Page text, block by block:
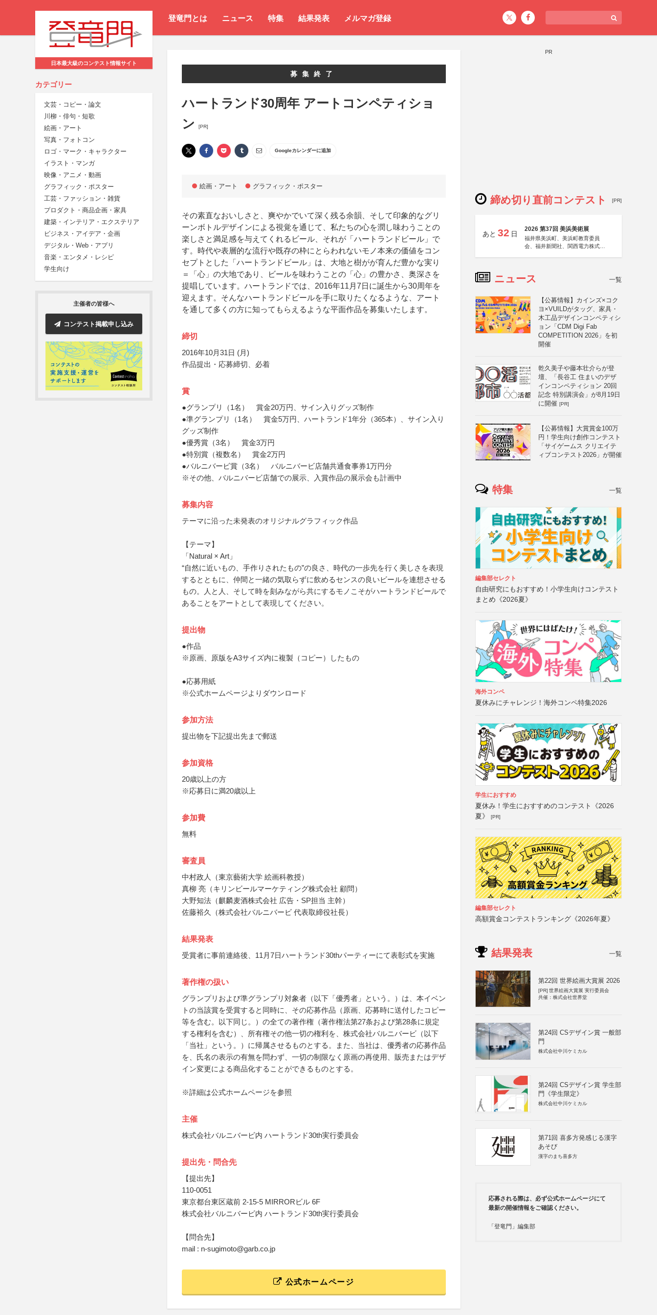
登竜門とは ニュース 特集 結果発表 メルマガ登録
日本最大級のコンテスト情報サイト
カテゴリー
文芸・コピー・論文
川柳・俳句・短歌
絵画・アート
写真・フォトコン
ロゴ・マーク・キャラクター
イラスト・マンガ
映像・アニメ・動画
グラフィック・ポスター
工芸・ファッション・雑貨
プロダクト・商品企画・家具
建築・インテリア・エクステリア
ビジネス・アイデア・企画
デジタル・Web・アプリ
音楽・エンタメ・レシピ
学生向け
主催者の皆様へ
コンテスト掲載申し込み
募集終了
ハートランド30周年 アートコンペティショ
ン
[PR]
Googleカレンダーに追加
絵画・アート グラフィック・ポスター
その素直なおいしさと、爽やかでいて深く残る余韻、そして印象的なグリ
ーンボトルデザインによる視覚を通じて、私たちの心を潤し味わうことの
楽しさと満足感を与えてくれるビール、それが「ハートランドビール」で
す。時代や表層的な流行や既存の枠にとらわれないモノ本来の価値をコン
セプトとした「ハートランドビール」は、大地と樹がが育んだ豊かな実り
＝「心」の大地であり、ビールを味わうことの「心」の豊かさ、奥深さを
提唱しています。ハートランドでは、2016年11月7日に誕生から30周年を
迎えます。そんなハートランドビールを手に取りたくなるような、アート
を通して多くの方に知ってもらえるような平面作品を募集いたします。
締切
2016年10月31日 (月)
作品提出・応募締切、必着
賞
●グランプリ（1名） 賞金20万円、サイン入りグッズ制作
●準グランプリ（1名） 賞金5万円、ハートランド1年分（365本）、サイン入り
グッズ制作
●優秀賞（3名） 賞金3万円
●特別賞（複数名） 賞金2万円
●バルニバービ賞（3名） バルニバービ店舗共通食事券1万円分
※その他、バルニバービ店舗での展示、入賞作品の展示会も計画中
募集内容
テーマに沿った未発表のオリジナルグラフィック作品
【テーマ】
「Natural × Art」
“自然に近いもの、手作りされたもの”の良さ、時代の一歩先を行く美しさを表現
するとともに、仲間と一緒の気取らずに飲めるセンスの良いビールを連想させる
もの。人と人、そして時を刻みながら共にするモノこそがハートランドビールで
あることをアートとして表現してください。
提出物
●作品
※原画、原版をA3サイズ内に複製（コピー）したもの
●応募用紙
※公式ホームページよりダウンロード
参加方法
提出物を下記提出先まで郵送
参加資格
20歳以上の方
※応募日に満20歳以上
参加費
無料
審査員
中村政人（東京藝術大学 絵画科教授）
真柳 亮（キリンビールマーケティング株式会社 顧問）
大野知法（麒麟麦酒株式会社 広告・SP担当 主幹）
佐藤裕久（株式会社バルニバービ 代表取締役社長）
結果発表
受賞者に事前連絡後、11月7日ハートランド30thパーティーにて表彰式を実施
著作権の扱い
グランプリおよび準グランプリ対象者（以下「優秀者」という。）は、本イベン
トの当該賞を受賞すると同時に、その応募作品（原画、応募時に送付したコピー
等を含む。以下同じ。）の全ての著作権（著作権法第27条および第28条に規定
する権利を含む）、所有権その他一切の権利を、株式会社バルニバービ（以下
「当社」という。）に帰属させるものとする。また、当社は、優秀者の応募作品
を、氏名の表示の有無を問わず、一切の制限なく原画の再使用、販売またはデザ
イン変更による商品化することができるものとする。
※詳細は公式ホームページを参照
主催
株式会社バルニバービ内 ハートランド30th実行委員会
提出先・問合先
【提出先】
110-0051
東京都台東区蔵前 2-15-5 MIRRORビル 6F
株式会社バルニバービ内 ハートランド30th実行委員会
【問合先】
mail : n-sugimoto@garb.co.jp
公式ホームページ
PR
締め切り直前コンテスト [PR]
あと 32 日
2026 第37回 美浜美術展
福井県美浜町、美浜町教育委員
会、福井新聞社、関西電力株式会
ニュース 一覧
【公募情報】カインズ×コク
ヨ×VUILDがタッグ、家具・
木工品デザインコンペティシ
ョン「CDM Digi Fab
COMPETITION 2026」を初
開催
乾久美子や藤本壮介らが登
壇、「長谷工 住まいのデザ
インコンペティション 20回
記念 特別講演会」が8月19日
に開催 [PR]
【公募情報】大賞賞金100万
円！学生向け創作コンテスト
「サイゲームス クリエイテ
ィブコンテスト2026」が開催
特集 一覧
編集部セレクト
自由研究にもおすすめ！小学生向けコンテスト
まとめ《2026夏》
海外コンペ
夏休みにチャレンジ！海外コンペ特集2026
学生におすすめ
夏休み！学生におすすめのコンテスト《2026
夏》
[PR]
編集部セレクト
高額賞金コンテストランキング《2026年夏》
結果発表 一覧
第22回 世界絵画大賞展 2026
[PR] 世界絵画大賞展 実行委員会
共催：株式会社世界堂
第24回 CSデザイン賞 一般部
門
株式会社中川ケミカル
第24回 CSデザイン賞 学生部
門《学生限定》
株式会社中川ケミカル
第71回 喜多方発感じる漢字
あそび
漢字のまち喜多方
応募される際は、必ず公式ホームページにて
最新の開催情報をご確認ください。
「登竜門」編集部